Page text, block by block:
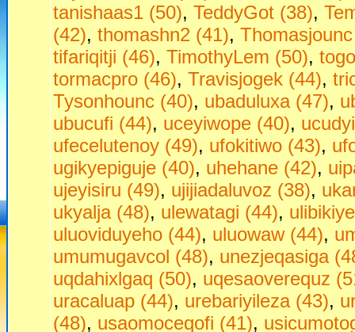
tanishaas1 (50), TeddyGot (38),
(42), thomashn2 (41),
tifariqitji (46), TimothyLem (50),
tormacpro (46), Travisjogek (44),
Tysonhounc (40), ubaduluxa (47),
ubucufi (44), uceyiwope (40),
ufecelutenoy (49), ufokitiwo (43),
ugikyepiguje (40), uhehane (42),
ujeyisiru (49), ujijiadaluvoz (38),
ukyalja (48), ulewatagi (44),
uluoviduyeho (44), uluowaw (44),
umumugavcol (48), unezjeqasiga
uqdahixlgaq (50), uqesaoverequz
uracaluap (44), urebariyileza (43),
(48), usaomoceqofi (41),